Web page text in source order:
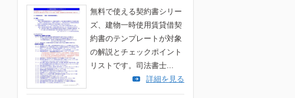
無料で使える契約書シリー
ズ、建物一時使用賃貸借契
約書のテンプレートが対象
の解説とチェックポイント
リストです。司法書士...
詳細を見る